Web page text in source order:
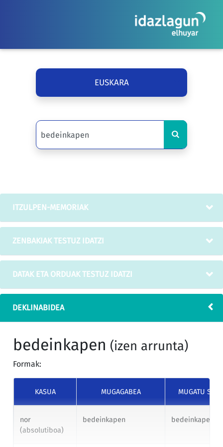
EUSKARA
ITZULPEN-MEMORIAK
ZENBAKIAK TESTUZ IDATZI
DATAK ETA ORDUAK TESTUZ IDATZI
DEKLINABIDEA
bedeinkapen (izen arrunta)
Formak:
KASUA MUGAGABEA MUGATU
nor
(absolutiboa)
bedeinkapen bedeinkapena